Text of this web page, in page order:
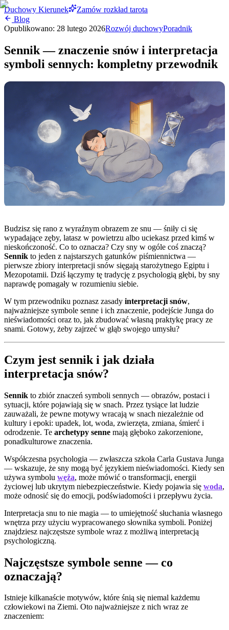
Duchowy Kierunek
Zamów rozkład tarota
Blog
Opublikowano: 28 lutego 2026Rozwój duchowyPoradnik
Sennik — znaczenie snów i interpretacja
symboli sennych: kompletny przewodnik
Budzisz się rano z wyraźnym obrazem ze snu — śniły ci się
wypadające zęby, latasz w powietrzu albo uciekasz przed kimś w
nieskończoność. Co to oznacza? Czy sny w ogóle coś znaczą?
Sennik to jeden z najstarszych gatunków piśmiennictwa —
pierwsze zbiory interpretacji snów sięgają starożytnego Egiptu i
Mezopotamii. Dziś łączymy tę tradycję z psychologią głębi, by sny
naprawdę pomagały w rozumieniu siebie.
W tym przewodniku poznasz zasady interpretacji snów,
najważniejsze symbole senne i ich znaczenie, podejście Junga do
nieświadomości oraz to, jak zbudować własną praktykę pracy ze
snami. Gotowy, żeby zajrzeć w głąb swojego umysłu?
Czym jest sennik i jak działa
interpretacja snów?
Sennik to zbiór znaczeń symboli sennych — obrazów, postaci i
sytuacji, które pojawiają się w snach. Przez tysiące lat ludzie
zauważali, że pewne motywy wracają w snach niezależnie od
kultury i epoki: upadek, lot, woda, zwierzęta, zmiana, śmierć i
odrodzenie. Te archetypy senne mają głęboko zakorzenione,
ponadkulturowe znaczenia.
Współczesna psychologia — zwłaszcza szkoła Carla Gustava Junga
— wskazuje, że sny mogą być językiem nieświadomości. Kiedy sen
używa symbolu węża, może mówić o transformacji, energii
życiowej lub ukrytym niebezpieczeństwie. Kiedy pojawia się woda,
może odnosić się do emocji, podświadomości i przepływu życia.
Interpretacja snu to nie magia — to umiejętność słuchania własnego
wnętrza przy użyciu wypracowanego słownika symboli. Poniżej
znajdziesz najczęstsze symbole wraz z możliwą interpretacją
psychologiczną.
Najczęstsze symbole senne — co
oznaczają?
Istnieje kilkanaście motywów, które śnią się niemal każdemu
człowiekowi na Ziemi. Oto najważniejsze z nich wraz ze
znaczeniem: